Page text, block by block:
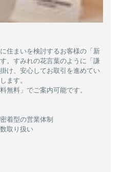
住まいを検討するお客様の「新
。すみれの花言葉のように「謙
け、安心してお取引を進めてい
ます。
無料」でご案内可能です。
着型の営業体制
取り扱い